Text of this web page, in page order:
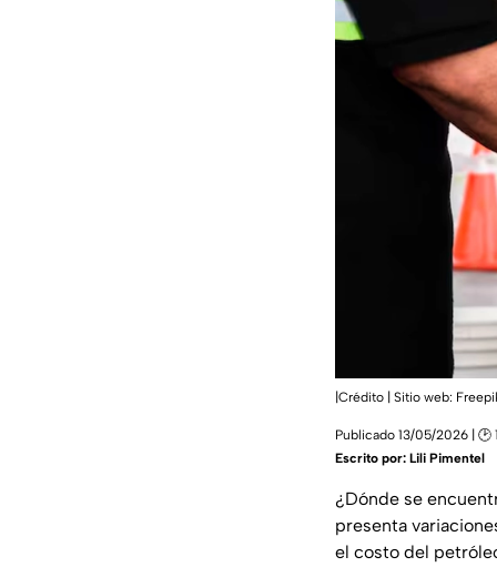
|Crédito | Sitio web:
Publicado 13/05/2026 | 🕑
Escrito por: Lili Pimentel
¿Dónde se
presenta
el costo del